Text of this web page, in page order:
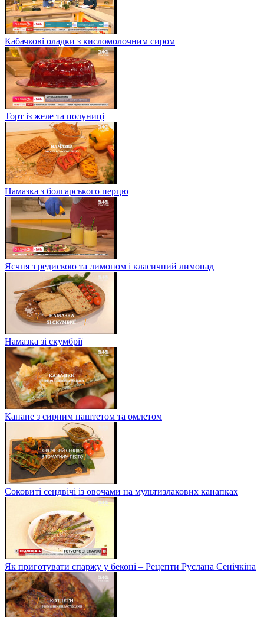
Кабачкові оладки з кисломолочним сиром
Торт із желе та полуниці
Намазка з болгарського перцю
Яєчня з редискою та лимоном і класичний лимонад
Намазка зі скумбрії
Канапе з сирним паштетом та омлетом
Соковиті сендвічі із овочами на мультизлакових канапках
Як приготувати спаржу у беконі – Рецепти Руслана Сенічкіна